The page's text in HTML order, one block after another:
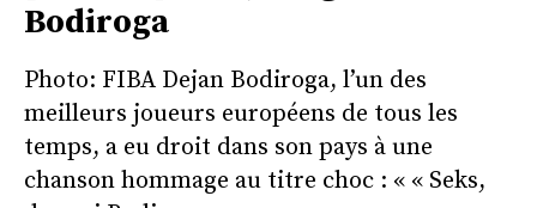
Bodiroga
Photo: FIBA Dejan Bodiroga, l’un des
meilleurs joueurs européens de tous les
temps, a eu droit dans son pays à une
chanson hommage au titre choc : « « Seks,